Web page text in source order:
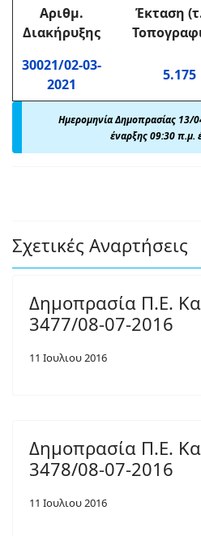
Αριθμ.
Διακήρυξης
Έκταση
30021/02-03-
2021
5.175
Ημερομηνία Δημοπρασίας 13/
έναρξης 09:30 π.μ.
Σχετικές Αναρτήσεις
Δημοπρασία Π.Ε.
3477/08-07-2016
11 Ιουλιου 2016
Δημοπρασία Π.Ε.
3478/08-07-2016
11 Ιουλιου 2016